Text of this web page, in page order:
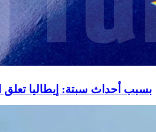
بسبب أحداث سبتة: إيطاليا تعلق